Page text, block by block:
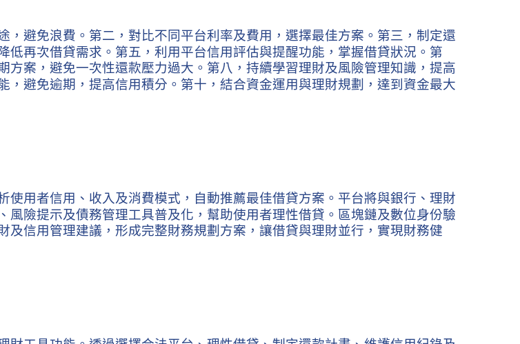
避免浪費。第二，對比不同平台利率及費用，選擇最佳方案。第三，制定還
再次借貸需求。第五，利用平台信用評估與提醒功能，掌握借貸狀況。第
案，避免一次性還款壓力過大。第八，持續學習理財及風險管理知識，提高
避免逾期，提高信用積分。第十，結合資金運用與理財規劃，達到資金最大
用者信用、收入及消費模式，自動推薦最佳借貸方案。平台將與銀行、理財
險提示及債務管理工具普及化，幫助使用者理性借貸。區塊鏈及數位身份驗
信用管理建議，形成完整財務規劃方案，讓借貸與理財並行，實現財務健